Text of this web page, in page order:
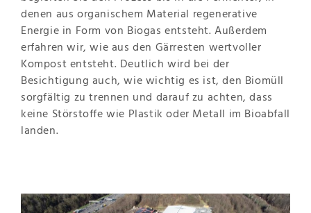
denen aus organischem Material regenerative
Energie in Form von Biogas entsteht. Außerdem
erfahren wir, wie aus den Gärresten wertvoller
Kompost entsteht. Deutlich wird bei der
Besichtigung auch, wie wichtig es ist, den Biomüll
sorgfältig zu trennen und darauf zu achten, dass
keine Störstoffe wie Plastik oder Metall im Bioabfall
landen.